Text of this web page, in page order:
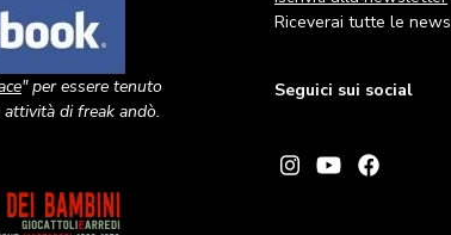
" per essere tenuto
di freak andò.
Riceverai tutte le news
Seguici sui social